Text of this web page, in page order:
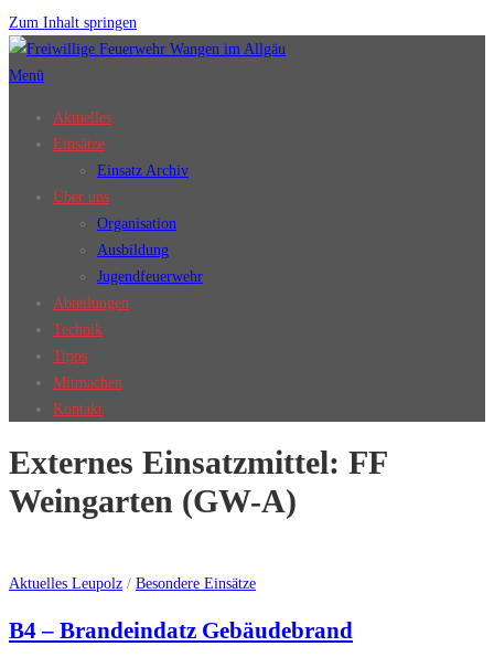
Zum Inhalt springen
Menü
Aktuelles
Einsätze
Einsatz Archiv
Über uns
Organisation
Ausbildung
Jugendfeuerwehr
Abteilungen
Technik
Tipps
Mitmachen
Kontakt
Externes Einsatzmittel: FF
Weingarten (GW-A)
Aktuelles Leupolz / Besondere Einsätze
B4 – Brandeindatz Gebäudebrand